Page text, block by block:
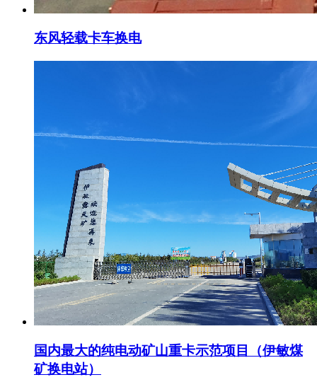
东风轻载卡车换电
国内最大的纯电动矿山重卡示范项目（伊敏煤
矿换电站）